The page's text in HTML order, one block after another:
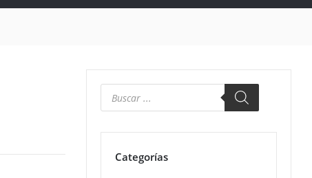
Categorías